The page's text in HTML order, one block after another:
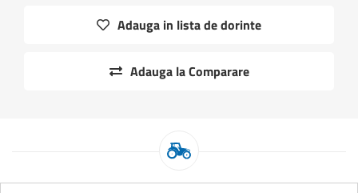
Adauga in lista de dorinte
Adauga la Comparare